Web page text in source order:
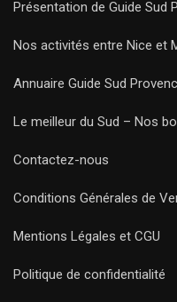
Présentation de Guide Sud
Nos activités entre Nice et
Annuaire Guide Sud
Le meilleur du Sud – Nos
Contactez-nous
Conditions Générales de
Mentions Légales et CGU
Politique de confidentialité